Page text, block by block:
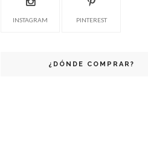
INSTAGRAM PINTEREST
¿DÓNDE COMPRAR?